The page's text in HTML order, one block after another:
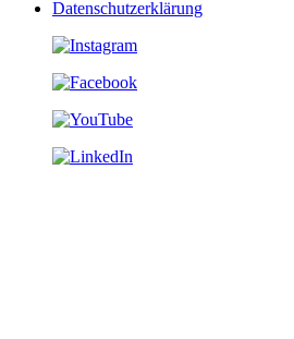
Datenschutzerklärung